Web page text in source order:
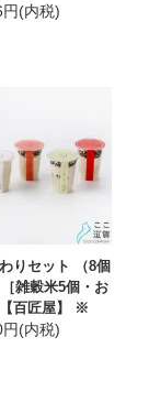
(内税)
りセット （8個
雑穀米5個・お
百匠屋】 ※
(内税)